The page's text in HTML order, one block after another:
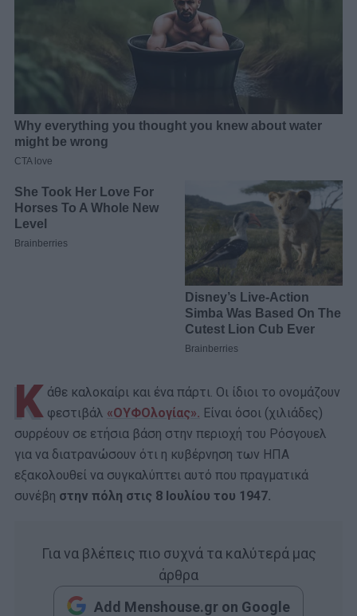
Κ άθε καλοκαίρι και ένα πάρτι. Οι ίδιοι το ονομάζουν
φεστιβάλ «ΟΥΦΟλογίας». Είναι όσοι (χιλιάδες)
συρρέουν σε ετήσια βάση στην περιοχή του Ρόσγουελ
για να διατρανώσουν ότι η κυβέρνηση των ΗΠΑ
εξακολουθεί να συγκαλύπτει αυτό που πραγματικά
συνέβη στην πόλη στις 8 Ιουλίου του 1947.
Για να βλέπεις πιο συχνά τα καλύτερά μας
άρθρα
Add Menshouse.gr on Google